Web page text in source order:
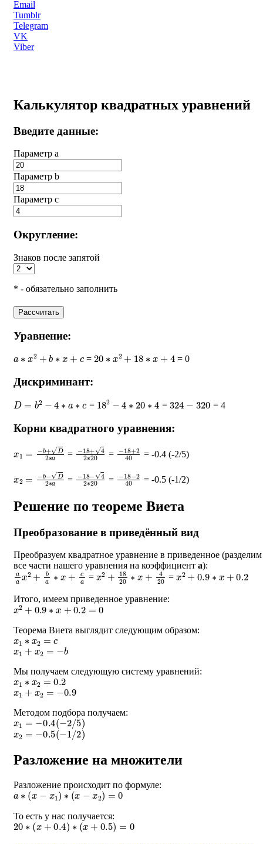
Email
Tumblr
Telegram
VK
Viber
Калькулятор квадратных уравнений
Введите данные:
Параметр a
Параметр b
Параметр с
Округление:
Знаков после запятой
* - обязательно заполнить
Рассчитать
Уравнение:
2 b ∗ = 20 2 + 18∗ 4 = 0
Дискриминант:
D= 2− a = 182 ∗ 20∗ = 324 320 = 4
Корни квадратного уравнения:
b+D2∗ = −18+42 20
= −18+2 = -0.4 (-2/5)
− D2∗ = 18 −42 20
= 18 −2 = -0.5 (-1/2)
Решение по теореме Виета
Преобразование в приведённый вид
Преобразуем квадратное уравнение в приведенное (разделим
все части нашего уравнения на коэффициент a):
aax2+ba∗x+ca = x2+1820∗x+420=x2+0.9∗ 0.2
Итого, имеем приведенное уравнение:
x2+0.9∗x+0.2=0
Теорема Виета выглядит следующим образом:
x1∗x2= c
x1 + x2 =− b
Мы получаем следующую систему уравнений:
x1∗x2= 0.2
x1 + x2 =− 0.9
Методом подбора получаем:
x1=−0.4( −2/5)
x2 0.5(−1 2)
Разложение на множители
Разложение происходит по формуле:
a ∗(x−x1)∗ (x−x2)=0
То есть у нас получается:
20 ∗(x+0.4)∗(x+ 0.5)=0